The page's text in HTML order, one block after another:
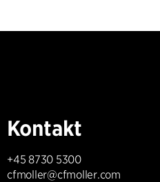
Kontakt
+45 8730 5300
cfmoller@cfmoller.com